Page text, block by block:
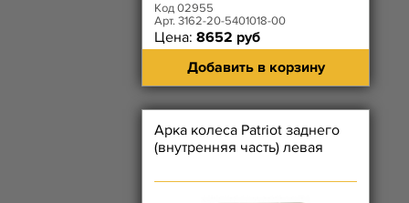
Код 02955
Арт. 3162-20-5401018-00
Цена: 8652 руб
Добавить в корзину
Арка колеса Patriot заднего
(внутренняя часть) левая